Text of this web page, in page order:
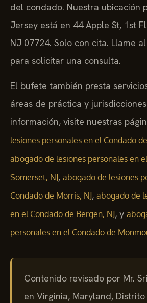
del condado. Nuestra ubicación
Jersey está en 44 Apple St, 1st
NJ 07724. Solo con cita. Llame
para solicitar una consulta.
El bufete también presta
áreas de práctica y
información, visite nuestras
lesiones personales en el Condado
abogado de lesiones personales en
Somerset, NJ, abogado de lesiones
Condado de Morris, NJ, abogado de
en el Condado de Bergen, NJ, y
personales en el Condado de
Contenido revisado por Mr.
en Virginia, Maryland,